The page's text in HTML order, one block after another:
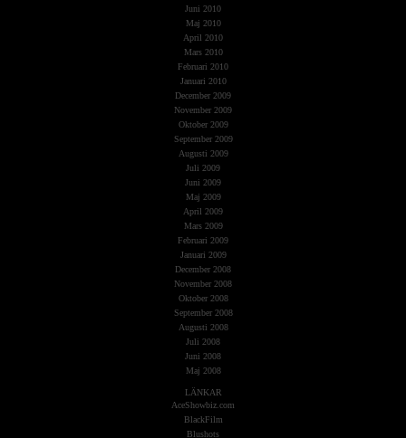
Juni 2010
Maj 2010
April 2010
Mars 2010
Februari 2010
Januari 2010
December 2009
November 2009
Oktober 2009
September 2009
Augusti 2009
Juli 2009
Juni 2009
Maj 2009
April 2009
Mars 2009
Februari 2009
Januari 2009
December 2008
November 2008
Oktober 2008
September 2008
Augusti 2008
Juli 2008
Juni 2008
Maj 2008
LÄNKAR
AceShowbiz.com
BlackFilm
Blushots